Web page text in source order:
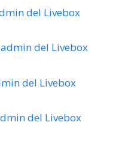
del Livebox
del Livebox
del Livebox
del Livebox